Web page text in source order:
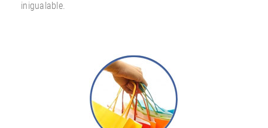
inigualable.